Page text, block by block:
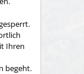
Ihren
begeht.